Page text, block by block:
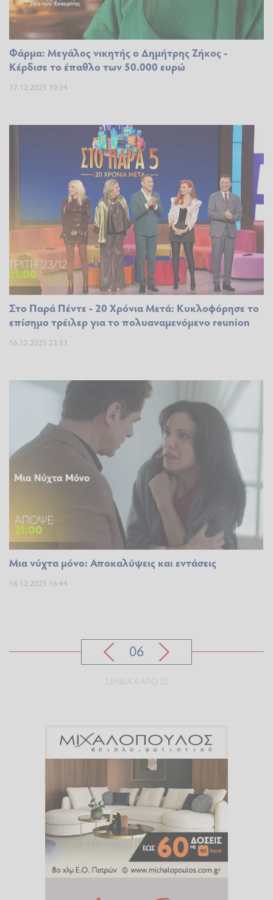
Φάρμα: Μεγάλος νικητής ο Δημήτρης Ζήκος -
Κέρδισε το έπαθλο των 50.000 ευρώ
17.12.2025 10:24
Στο Παρά Πέντε - 20 Χρόνια Μετά: Κυκλοφόρησε το
επίσημο τρέιλερ για το πολυαναμενόμενο reunion
16.12.2025 22:33
Μια νύχτα μόνο: Αποκαλύψεις και εντάσεις
16.12.2025 16:44
06
ΣΕΛΊΔΑ 6 ΑΠΌ 22